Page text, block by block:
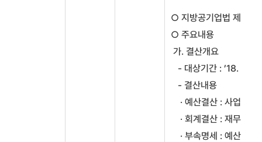
○ 지방공기업법 제66조
○ 주요내용
가. 결산개요
- 대상기간 : ’18. 1. 1
- 결산내용
· 예산결산 : 사업예산
· 회계결산 : 재무상태
· 부속명세 : 예산결산